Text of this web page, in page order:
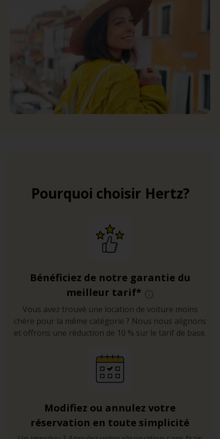
Pourquoi choisir Hertz?
Bénéficiez de notre garantie du
meilleur tarif*
Vous avez trouvé une location de voiture moins
chère pour la même catégorie ? Nous nous alignons
et offrons une réduction de 10 % sur le tarif de base.
Modifiez ou annulez votre
réservation en toute simplicité